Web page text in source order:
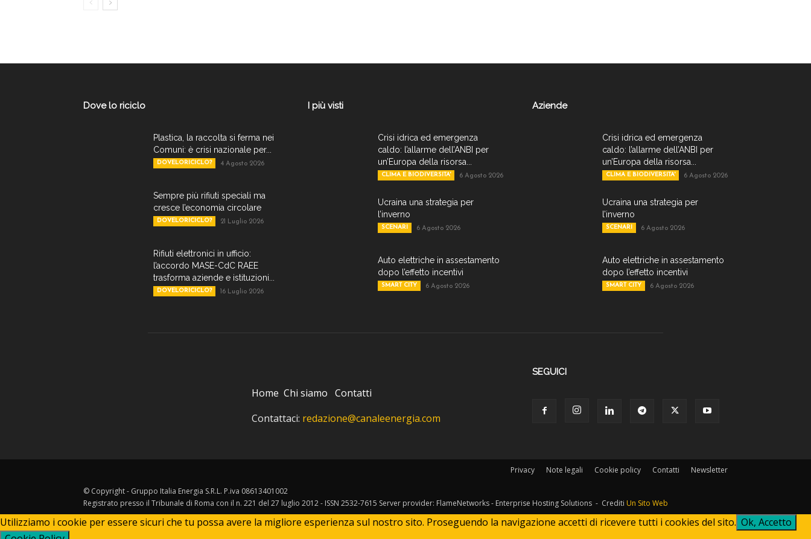
Dove lo riciclo
Plastica, la raccolta si ferma nei
Comuni: è crisi nazionale per...
DOVELORICICLO? 4 Agosto 2026
Sempre più rifiuti speciali ma
cresce l’economia circolare
DOVELORICICLO? 21 Luglio 2026
Rifiuti elettronici in ufficio:
l’accordo MASE-CdC RAEE
trasforma aziende e istituzioni...
DOVELORICICLO? 16 Luglio 2026
I più visti
Crisi idrica ed emergenza
caldo: l’allarme dell’ANBI per
un’Europa della risorsa...
CLIMA E BIODIVERSITA' 6 Agosto 2026
Ucraina una strategia per
l’inverno
SCENARI 6 Agosto 2026
Auto elettriche in assestamento
dopo l’effetto incentivi
SMART CITY 6 Agosto 2026
Aziende
Crisi idrica ed emergenza
caldo: l’allarme dell’ANBI per
un’Europa della risorsa...
CLIMA E BIODIVERSITA' 6 Agosto 2026
Ucraina una strategia per
l’inverno
SCENARI 6 Agosto 2026
Auto elettriche in assestamento
dopo l’effetto incentivi
SMART CITY 6 Agosto 2026
Home Chi siamo Contatti
Contattaci: redazione@canaleenergia.com
SEGUICI
Privacy Note legali Cookie policy Contatti Newsletter
© Copyright - Gruppo Italia Energia S.R.L. P.iva 08613401002
Registrato presso il Tribunale di Roma con il n. 221 del 27 luglio 2012 - ISSN 2532-7615 Server provider: FlameNetworks - Enterprise Hosting Solutions - Crediti Un Sito Web
Utilizziamo i cookie per essere sicuri che tu possa avere la migliore esperienza sul nostro sito. Proseguendo la navigazione accetti di ricevere tutti i cookies del sito. Ok, Accetto